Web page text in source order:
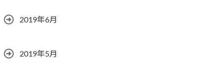
2019年6月
2019年5月